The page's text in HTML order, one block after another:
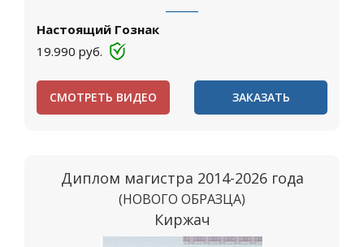
Настоящий Гознак
19.990 руб.
СМОТРЕТЬ ВИДЕО ЗАКАЗАТЬ
Диплом магистра 2014-2026 года
(НОВОГО ОБРАЗЦА)
Киржач